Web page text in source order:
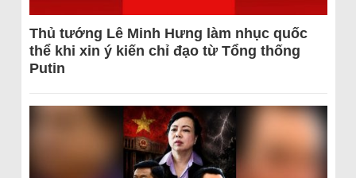
Thủ tướng Lê Minh Hưng làm nhục quốc
thể khi xin ý kiến chỉ đạo từ Tổng thống
Putin